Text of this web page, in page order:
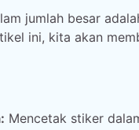
jumlah besar
ini, kita akan
Mencetak stiker